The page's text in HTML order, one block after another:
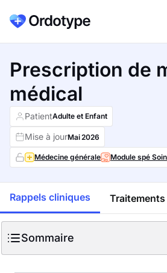
Prescription de
médical
PatientAdulte et Enfant
Mise à jourMai2026
Médecine générale Module spé
Rappels cliniques Traitements
Sommaire